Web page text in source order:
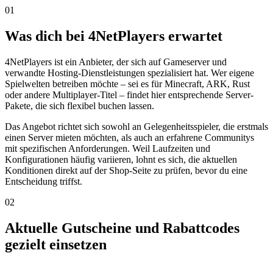
01
Was dich bei 4NetPlayers erwartet
4NetPlayers ist ein Anbieter, der sich auf Gameserver und
verwandte Hosting-Dienstleistungen spezialisiert hat. Wer eigene
Spielwelten betreiben möchte – sei es für Minecraft, ARK, Rust
oder andere Multiplayer-Titel – findet hier entsprechende Server-
Pakete, die sich flexibel buchen lassen.
Das Angebot richtet sich sowohl an Gelegenheitsspieler, die erstmals
einen Server mieten möchten, als auch an erfahrene Communitys
mit spezifischen Anforderungen. Weil Laufzeiten und
Konfigurationen häufig variieren, lohnt es sich, die aktuellen
Konditionen direkt auf der Shop-Seite zu prüfen, bevor du eine
Entscheidung triffst.
02
Aktuelle Gutscheine und Rabattcodes
gezielt einsetzen